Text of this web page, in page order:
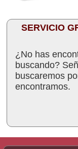
SERVICIO
¿No has
buscando?
buscaremos
encontramos.